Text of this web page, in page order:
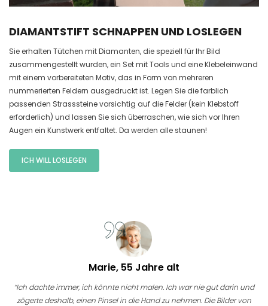
DIAMANTSTIFT SCHNAPPEN UND LOSLEGEN
Sie erhalten Tütchen mit Diamanten, die speziell für Ihr Bild
zusammengestellt wurden, ein Set mit Tools und eine Klebeleinwand
mit einem vorbereiteten Motiv, das in Form von mehreren
nummerierten Feldern ausgedruckt ist. Legen Sie die farblich
passenden Strasssteine vorsichtig auf die Felder (kein Klebstoff
erforderlich) und lassen Sie sich überraschen, wie sich vor Ihren
Augen ein Kunstwerk entfaltet. Da werden alle staunen!
ICH WILL LOSLEGEN
Marie, 55 Jahre alt
“Ich dachte immer, ich könnte nicht malen. Ich war nie gut darin und
zögerte deshalb, einen Pinsel in die Hand zu nehmen. Die Bilder von